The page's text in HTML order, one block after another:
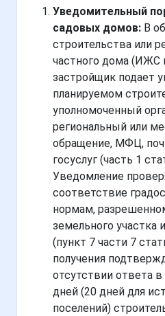
Уведомительный
садовых домов: В
строительства или
частного дома (ИЖС
застройщик подает
планируемом
уполномоченный
региональный или
обращение, МФЦ,
госуслуг (часть 1
Уведомление
соответствие
нормам,
земельного участка
(пункт 7 части 7
получения
отсутствии ответа в
дней (20 дней для
поселений)